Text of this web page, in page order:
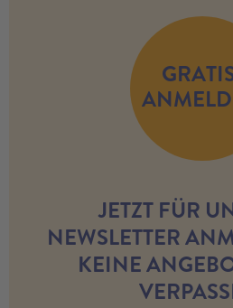
JETZT FÜR
NEWSLETTER
KEINE